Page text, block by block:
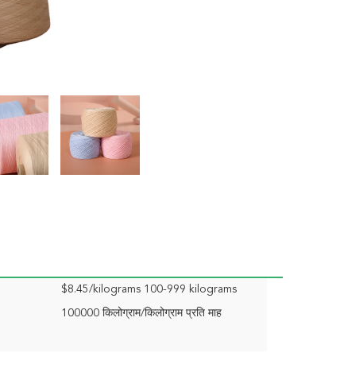
$8.45/kilograms 100-999 kilograms
100000 किलोग्राम/किलोग्राम प्रति माह